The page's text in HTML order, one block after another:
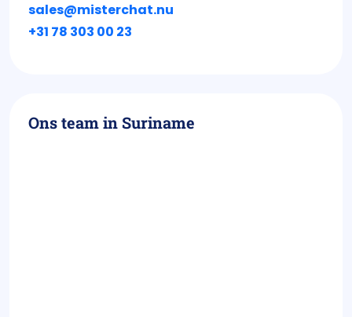
sales@misterchat.nu
+31 78 303 00 23
Ons team in Suriname